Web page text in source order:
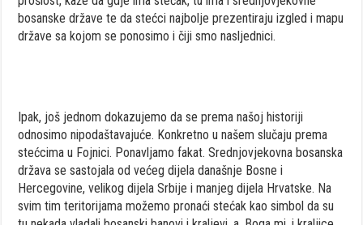
bosanske države te da stećci najbolje prezentiraju izgled i mapu
države sa kojom se ponosimo i čiji smo nasljednici.
Ipak, još jednom dokazujemo da se prema našoj historiji
odnosimo nipodaštavajuće. Konkretno u našem slučaju prema
stećcima u Fojnici. Ponavljamo fakat. Srednjovjekovna bosanska
država se sastojala od većeg dijela današnje Bosne i
Hercegovine, velikog dijela Srbije i manjeg dijela Hrvatske. Na
svim tim teritorijama možemo pronaći stećak kao simbol da su